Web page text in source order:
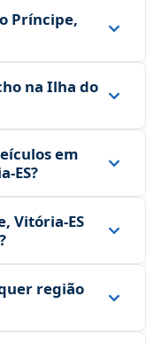
Príncipe,
na Ilha do
em
Vitória‑ES
região